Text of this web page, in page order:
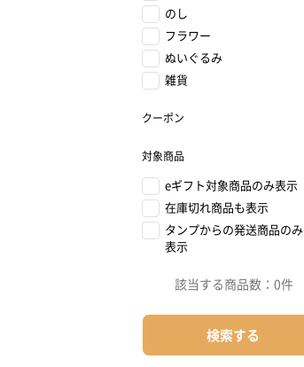
のし
フラワー
ぬいぐるみ
雑貨
クーポン
対象商品
eギフト対象商品のみ表示
在庫切れ商品も表示
タンプからの発送商品のみ
表示
該当する商品数： 0件
検索する